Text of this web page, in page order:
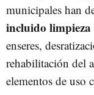
municipales han
incluido limpieza
enseres,
rehabilitación del
elementos de uso